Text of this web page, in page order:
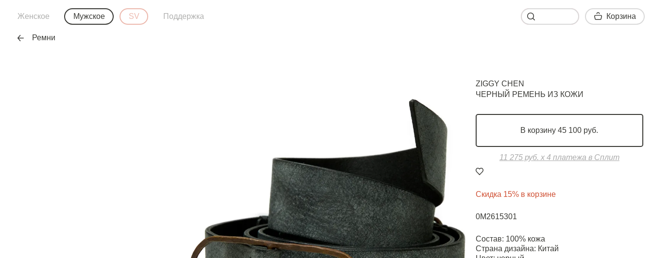
ZIGGY CHEN
ЧЕРНЫЙ РЕМЕНЬ ИЗ КОЖИ
В корзину 45 100 руб.
11 275 руб. х 4 платежа в Сплит
Скидка 15% в корзине
0M2615301
Состав: 100% кожа
Страна дизайна: Китай
Женское Мужское SV Поддержка Корзина
Ремни
Корзина